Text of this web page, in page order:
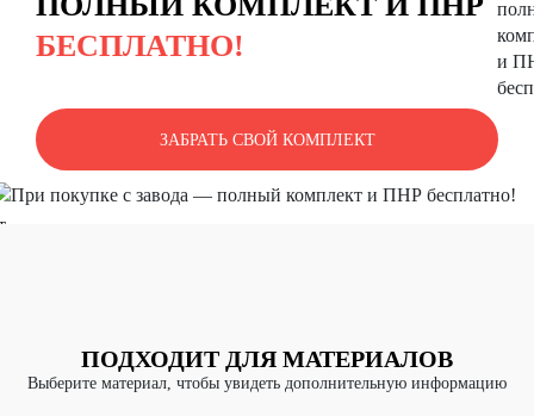
БЕСПЛАТНО!
ЗАБРАТЬ СВОЙ КОМПЛЕКТ
ПОДХОДИТ ДЛЯ МАТЕРИАЛОВ
Выберите материал, чтобы увидеть дополнительную информацию